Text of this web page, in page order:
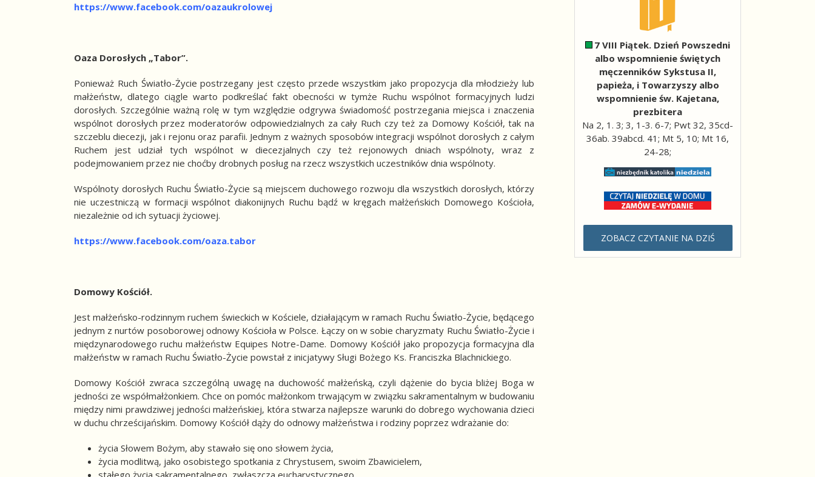
https://www.facebook.com/oazaukrolowej
Oaza Dorosłych „Tabor”.
Ponieważ Ruch Światło-Życie postrzegany jest często przede wszystkim jako propozycja dla młodzieży lub
małżeństw, dlatego ciągle warto podkreślać fakt obecności w tymże Ruchu wspólnot formacyjnych ludzi
dorosłych. Szczególnie ważną rolę w tym względzie odgrywa świadomość postrzegania miejsca i znaczenia
wspólnot dorosłych przez moderatorów odpowiedzialnych za cały Ruch czy też za Domowy Kościół, tak na
szczeblu diecezji, jak i rejonu oraz parafii. Jednym z ważnych sposobów integracji wspólnot dorosłych z całym
Ruchem jest udział tych wspólnot w diecezjalnych czy też rejonowych dniach wspólnoty, wraz z
podejmowaniem przez nie choćby drobnych posług na rzecz wszystkich uczestników dnia wspólnoty.
Wspólnoty dorosłych Ruchu Światło-Życie są miejscem duchowego rozwoju dla wszystkich dorosłych, którzy
nie uczestniczą w formacji wspólnot diakonijnych Ruchu bądź w kręgach małżeńskich Domowego Kościoła,
niezależnie od ich sytuacji życiowej.
https://www.facebook.com/oaza.tabor
Domowy Kościół.
Jest małżeńsko-rodzinnym ruchem świeckich w Kościele, działającym w ramach Ruchu Światło-Życie, będącego
jednym z nurtów posoborowej odnowy Kościoła w Polsce. Łączy on w sobie charyzmaty Ruchu Światło-Życie i
międzynarodowego ruchu małżeństw Equipes Notre-Dame. Domowy Kościół jako propozycja formacyjna dla
małżeństw w ramach Ruchu Światło-Życie powstał z inicjatywy Sługi Bożego Ks. Franciszka Blachnickiego.
Domowy Kościół zwraca szczególną uwagę na duchowość małżeńską, czyli dążenie do bycia bliżej Boga w
jedności ze współmałżonkiem. Chce on pomóc małżonkom trwającym w związku sakramentalnym w budowaniu
między nimi prawdziwej jedności małżeńskiej, która stwarza najlepsze warunki do dobrego wychowania dzieci
w duchu chrześcijańskim. Domowy Kościół dąży do odnowy małżeństwa i rodziny poprzez wdrażanie do:
życia Słowem Bożym, aby stawało się ono słowem życia,
życia modlitwą, jako osobistego spotkania z Chrystusem, swoim Zbawicielem,
stałego życia sakramentalnego, zwłaszcza eucharystycznego,
7 VIII Piątek. Dzień Powszedni
albo wspomnienie świętych
męczenników Sykstusa II,
papieża, i Towarzyszy albo
wspomnienie św. Kajetana,
prezbitera
Na 2, 1. 3; 3, 1-3. 6-7; Pwt 32, 35cd-
36ab. 39abcd. 41; Mt 5, 10; Mt 16,
24-28;
ZOBACZ CZYTANIE NA DZIŚ